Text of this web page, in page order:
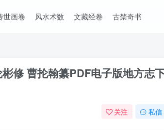
世画卷 风水术数 文藏经卷 古禁奇书
修 曹抡翰纂PDF电子版地方志
关注 私信